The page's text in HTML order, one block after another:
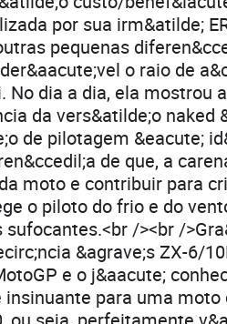
por sua irm&atilde;
pequenas
o raio de
No dia a dia, ela mostrou
da vers&atilde;o naked
de pilotagem &eacute;
de que, a
moto e contribuir para
o piloto do frio e do
/><br /
&agrave;s ZX-6/
e o j&aacute;
para uma moto